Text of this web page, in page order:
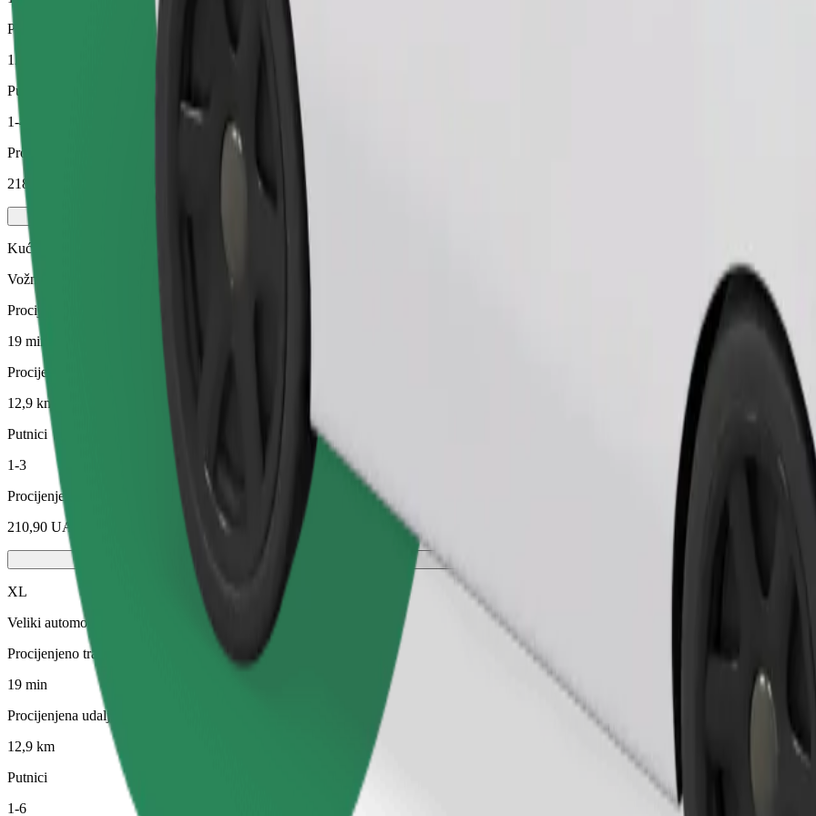
Procijenjena udaljenost
12,9 km
Putnici
1-4
Procijenjena cijena
218,00 UAH
Kućni ljubimci
Vožnje za tebe i tvog ljubimca. Psi moraju nositi brnjicu, male životinje trebaju transporter, a sjedala moraju biti zaštićena dekom ili
Procijenjeno trajanje putovanja
19 min
Procijenjena udaljenost
12,9 km
Putnici
1-3
Procijenjena cijena
210,90 UAH
XL
Veliki automobili sa šest sjedala
Procijenjeno trajanje putovanja
19 min
Procijenjena udaljenost
12,9 km
Putnici
1-6